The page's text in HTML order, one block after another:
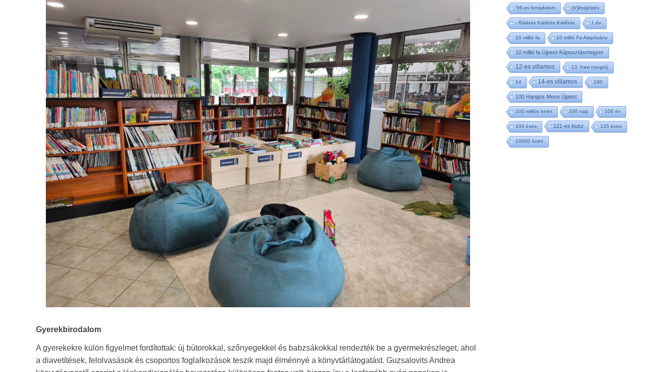
Gyerekbirodalom
A gyerekekre külön figyelmet fordítottak: új bútorokkal, szőnyegekkel és babzsákokkal rendezték be a gyermekrészleget, ahol
a diavetítések, felolvasások és csoportos foglalkozások teszik majd élménnyé a könyvtárlátogatást. Guzsalovits Andrea
'56-os forradalom (V)észjelzés
- Rálátás Kiállítás Kiállítás 1 év
10 millió fa 10 millió Fa Alapítvány
10 millió fa Újpest-Káposztásmegyer
12-es villamos 13. havi nyugdíj
14 14-es villamos 100
100 Hangos Mese Újpest
100 milliós keret 100 nap 100 év
100 éves 121-es busz 135 éves
10000 forint